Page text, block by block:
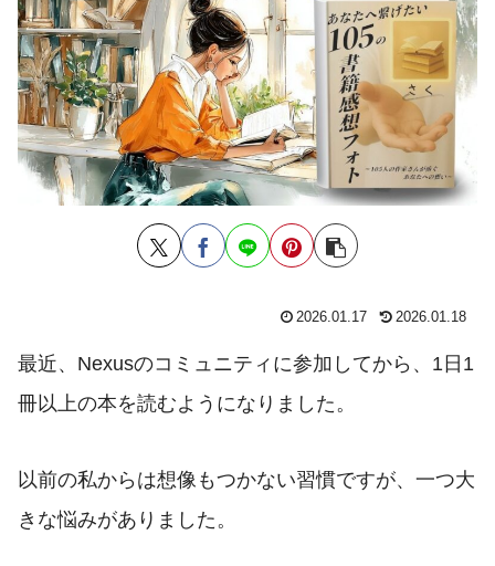
2026.01.17 2026.01.18
最近、Nexusのコミュニティに参加してから、1日1
冊以上の本を読むようになりました。
以前の私からは想像もつかない習慣ですが、一つ大
きな悩みがありました。